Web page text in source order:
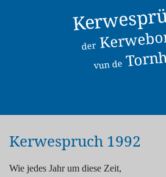
der
vun de
Kerwespruch 1992
Wie jedes Jahr um diese Zeit,